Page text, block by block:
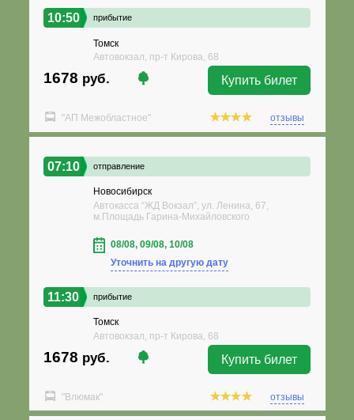
10:50 прибытие
Томск
Автовокзал, пр-т Кирова, 68
1678 руб. Купить билет
"АП Межобластное" отзывы
07:10 отправление
Новосибирск
Автокасса “ЖД Вокзал”, ул. Ленина, 67,
м.Площадь Гарина-Михайловского
08/08, 09/08, 10/08
Уточнить на другую дату
11:30 прибытие
Томск
Автовокзал, пр-т Кирова, 68
1678 руб. Купить билет
"Влюмак" отзывы